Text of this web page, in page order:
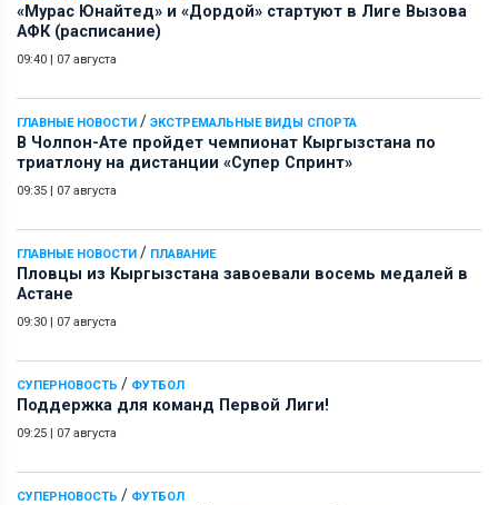
«Мурас Юнайтед» и «Дордой» стартуют в Лиге Вызова
АФК (расписание)
09:40 | 07 августа
ГЛАВНЫЕ НОВОСТИ / ЭКСТРЕМАЛЬНЫЕ ВИДЫ СПОРТА
В Чолпон-Ате пройдет чемпионат Кыргызстана по
триатлону на дистанции «Супер Спринт»
09:35 | 07 августа
ГЛАВНЫЕ НОВОСТИ / ПЛАВАНИЕ
Пловцы из Кыргызстана завоевали восемь медалей в
Астане
09:30 | 07 августа
СУПЕРНОВОСТЬ / ФУТБОЛ
Поддержка для команд Первой Лиги!
09:25 | 07 августа
СУПЕРНОВОСТЬ / ФУТБОЛ